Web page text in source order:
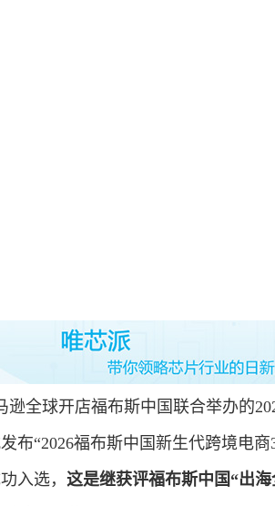
全球开店福布斯中国联合举办的
布“2026福布斯中国新生代跨境电
入选， 这是继获评福布斯中国“出